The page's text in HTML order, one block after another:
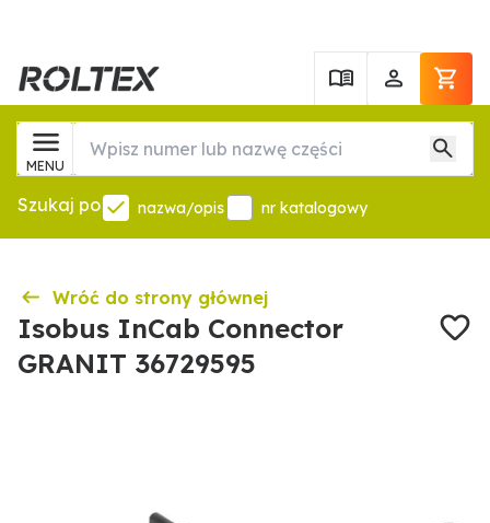
MENU
Szukaj po nazwa/opis nr katalogowy
Wróć do strony głównej
Isobus InCab Connector
GRANIT 36729595